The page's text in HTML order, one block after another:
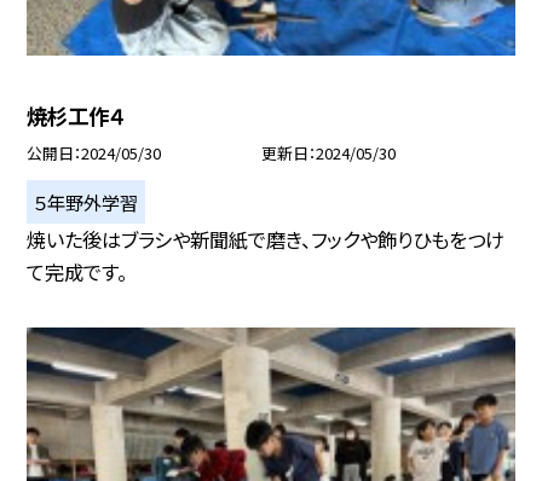
焼杉工作４
公開日 2024/05/30 更新日 2024/05/30
５年野外学習
焼いた後はブラシや新聞紙で磨き、フックや飾りひもをつけ
て完成です。